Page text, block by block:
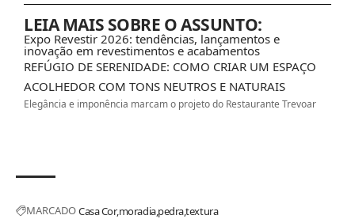
LEIA MAIS SOBRE O ASSUNTO:
Expo Revestir 2026: tendências, lançamentos e
inovação em revestimentos e acabamentos
REFÚGIO DE SERENIDADE: COMO CRIAR UM ESPAÇO
ACOLHEDOR COM TONS NEUTROS E NATURAIS
Elegância e imponência marcam o projeto do Restaurante Trevoar
MARCADOCasa Cormoradiapedratextura